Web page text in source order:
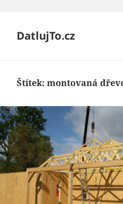
DatlujTo.cz
Štítek:montovaná